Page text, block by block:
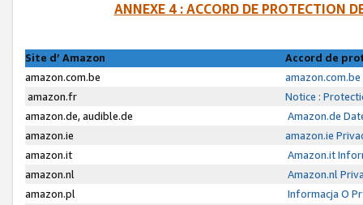
ANNEXE 4 : ACCORD DE PROTECTION
Site d’ Amazon
Accord de
amazon.com.be
amazon.fr
Notice :
amazon.de, audible.de
Amazon.de
amazon.ie
amazon.ie
amazon.it
Amazon.it
amazon.nl
Amazon.nl
amazon.pl
Informacja O